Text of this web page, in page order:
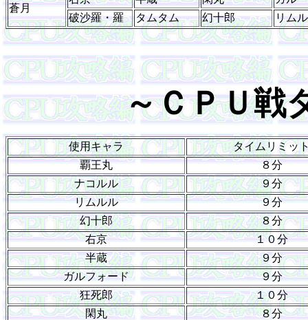
蒼月
破沙羅・羅
タムタム 幻十郎 リム
～ＣＰＵ戦
使用キャラ
タイムリミッ
覇王丸
８分
ナコルル
９分
リムルル
９分
幻十郎
８分
右京
１０分
半蔵
９分
ガルフォード
９分
狂死郎
１０分
閑丸
８分